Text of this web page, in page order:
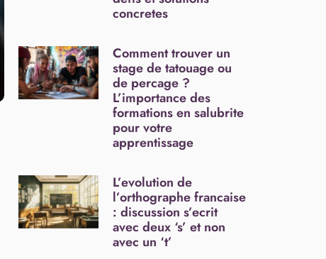
concretes
Comment trouver un
stage de tatouage ou
de percage ?
L’importance des
formations en salubrite
pour votre
apprentissage
L’evolution de
l’orthographe francaise
: discussion s’ecrit
avec deux ‘s’ et non
avec un ‘t’